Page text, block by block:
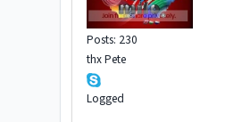
Posts: 230
thx Pete
Logged